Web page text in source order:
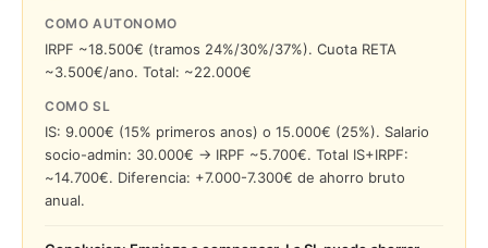
COMO AUTONOMO
IRPF ~18.500€ (tramos 24%/30%/37%). Cuota RETA
~3.500€/ano. Total: ~22.000€
COMO SL
IS: 9.000€ (15% primeros anos) o 15.000€ (25%). Salario
socio-admin: 30.000€ → IRPF ~5.700€. Total IS+IRPF:
~14.700€. Diferencia: +7.000-7.300€ de ahorro bruto
anual.